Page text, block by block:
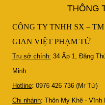
THÔNG
CÔNG TY TNHH SX –
GIAN VIỆT PHẠM TỨ
Trụ sở chính: 34 Ấp 1, Đặng
Minh
Hotline: 0976 426 736 (Mr Tứ)
Chi nhánh: Thôn My Khê - Vĩnh